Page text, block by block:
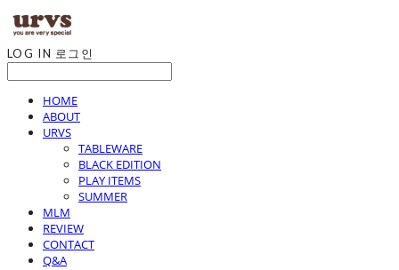
LOG IN 로그인
HOME
ABOUT
URVS
TABLEWARE
BLACK EDITION
PLAY ITEMS
SUMMER
MLM
REVIEW
CONTACT
Q&A